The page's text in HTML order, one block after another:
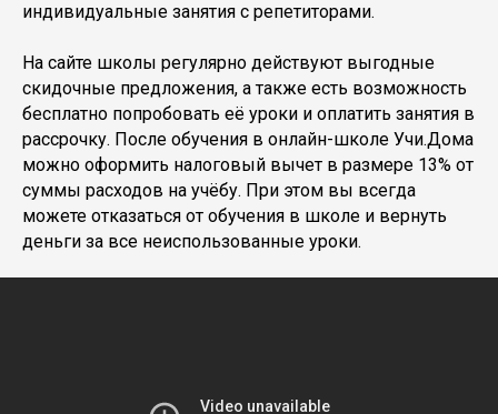
индивидуальные занятия с репетиторами.
На сайте школы регулярно действуют выгодные
скидочные предложения, а также есть возможность
бесплатно попробовать её уроки и оплатить занятия в
рассрочку. После обучения в онлайн-школе Учи.Дома
можно оформить налоговый вычет в размере 13% от
суммы расходов на учёбу. При этом вы всегда
можете отказаться от обучения в школе и вернуть
деньги за все неиспользованные уроки.